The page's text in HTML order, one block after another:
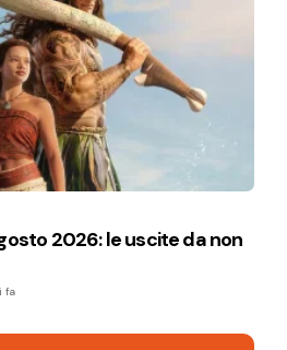
2026: le uscite da non
fa